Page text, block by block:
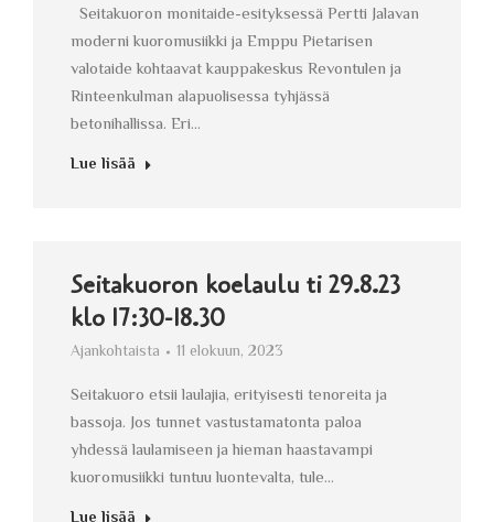
Seitakuoron monitaide-esityksessä Pertti Jalavan
moderni kuoromusiikki ja Emppu Pietarisen
valotaide kohtaavat kauppakeskus Revontulen ja
Rinteenkulman alapuolisessa tyhjässä
betonihallissa. Eri…
Lue lisää
Seitakuoron koelaulu ti 29.8.23
klo 17:30-18.30
Ajankohtaista 11 elokuun, 2023
Seitakuoro etsii laulajia, erityisesti tenoreita ja
bassoja. Jos tunnet vastustamatonta paloa
yhdessä laulamiseen ja hieman haastavampi
kuoromusiikki tuntuu luontevalta, tule…